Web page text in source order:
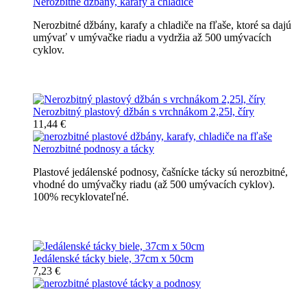
Nerozbitné džbány, karafy a chladiče na fľaše, ktoré sa dajú
umývať v umývačke riadu a vydržia až 500 umývacích
cyklov.
Nerozbitný plastový džbán s vrchnákom 2,25l, číry
11,44 €
Nerozbitné podnosy a tácky
Plastové jedálenské podnosy, čašnícke tácky sú nerozbitné,
vhodné do umývačky riadu (až 500 umývacích cyklov).
100% recyklovateľné.
Jedálenské tácky biele, 37cm x 50cm
7,23 €